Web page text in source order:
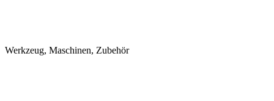
Werkzeug, Maschinen, Zubehör